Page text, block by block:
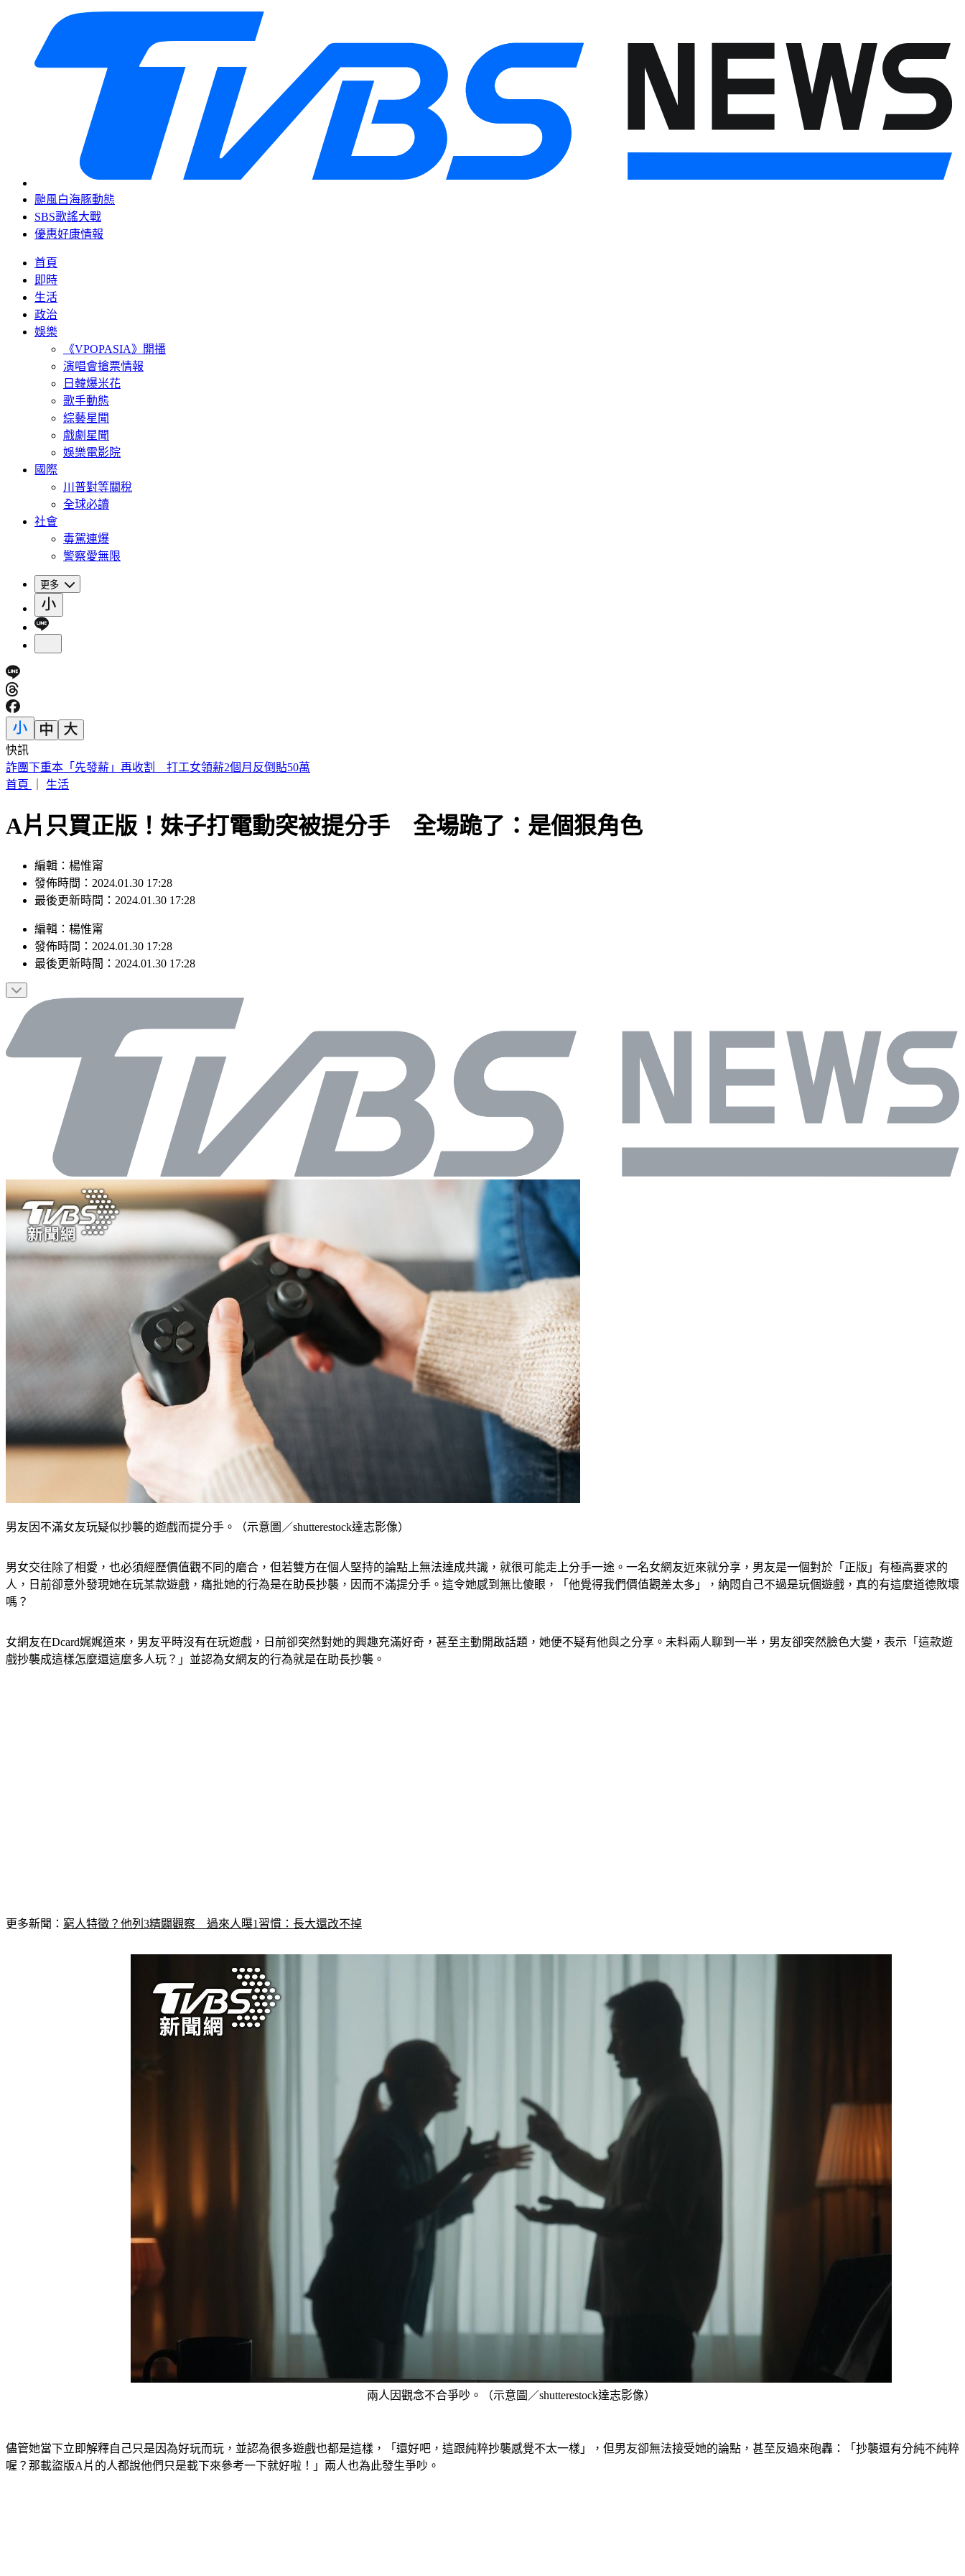
颱風白海豚動態
SBS歌謠大戰
優惠好康情報
首頁
即時
生活
政治
娛樂
《VPOPASIA》開播
演唱會搶票情報
日韓爆米花
歌手動態
綜藝星聞
戲劇星聞
娛樂電影院
國際
川普對等關稅
全球必讀
社會
毒駕連爆
警察愛無限
更多
快訊
姜厚任小24歲女友遭疑學歷造假 蕭彤雯：確實台大畢業
首頁
生活
A片只買正版！妹子打電動突被提分手 全場跪了：是個狠角色
編輯：楊惟甯
發佈時間：2024.01.30 17:28
最後更新時間：2024.01.30 17:28
編輯 ： 楊惟甯
發佈時間： 2024.01.30 17:28
最後更新時間： 2024.01.30 17:28
男友因不滿女友玩疑似抄襲的遊戲而提分手。（示意圖／shutterestock達志影像）
男女交往除了相愛，也必須經歷價值觀不同的磨合，但若雙方在個人堅持的論點上無法達成共識，就很可能走上分手一途。一名女網友近來就分享，男友是一個對於「正版」有極高要求的
人，日前卻意外發現她在玩某款遊戲，痛批她的行為是在助長抄襲，因而不滿提分手。這令她感到無比傻眼，「他覺得我們價值觀差太多」，納悶自己不過是玩個遊戲，真的有這麼道德敗壞
嗎？
女網友在Dcard娓娓道來，男友平時沒有在玩遊戲，日前卻突然對她的興趣充滿好奇，甚至主動開啟話題，她便不疑有他與之分享。未料兩人聊到一半，男友卻突然臉色大變，表示「這款遊
戲抄襲成這樣怎麼還這麼多人玩？」並認為女網友的行為就是在助長抄襲。
更多新聞： 窮人特徵？他列3精闢觀察　過來人曝1習慣：長大還改不掉
兩人因觀念不合爭吵。（示意圖／shutterestock達志影像）
儘管她當下立即解釋自己只是因為好玩而玩，並認為很多遊戲也都是這樣，「還好吧，這跟純粹抄襲感覺不太一樣」，但男友卻無法接受她的論點，甚至反過來砲轟：「抄襲還有分純不純粹
喔？那載盜版A片的人都說他們只是載下來參考一下就好啦！」兩人也為此發生爭吵。